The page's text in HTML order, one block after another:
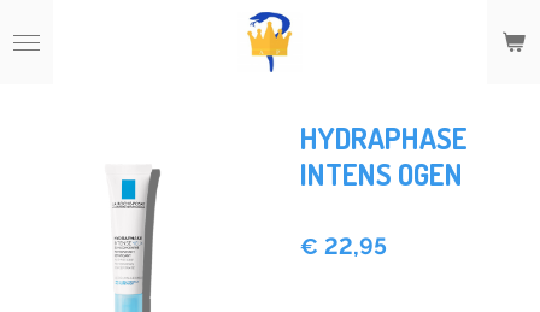
direct
HYDRAPHASE
INTENS OGEN
€ 22,95